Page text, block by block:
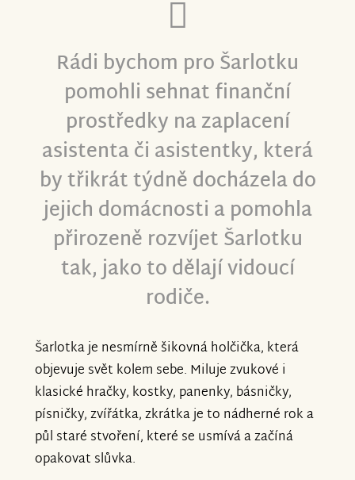
Rádi bychom pro Šarlotku
pomohli sehnat finanční
prostředky na zaplacení
asistenta či asistentky, která
by třikrát týdně docházela do
jejich domácnosti a pomohla
přirozeně rozvíjet Šarlotku
tak, jako to dělají vidoucí
rodiče.
Šarlotka je nesmírně šikovná holčička, která
objevuje svět kolem sebe. Miluje zvukové i
klasické hračky, kostky, panenky, básničky,
písničky, zvířátka, zkrátka je to nádherné rok a
půl staré stvoření, které se usmívá a začíná
opakovat slůvka.